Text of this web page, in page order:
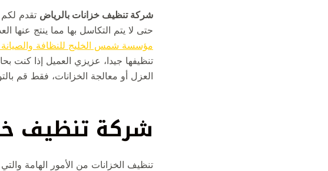
شركة تنظيف خزانات بالرياض تقدم لكم
حتى لا يتم التكاسل بها مما ينتج عنها
مؤسسة شمس الخليج للنظافة والصيانة 0555608617
تنظيفها جيدا، عزيزي العميل إذا كنت
العزل أو معالجة الخزانات، فقط قم
شركة تنظيف
تنظيف الخزانات من الأمور الهامة